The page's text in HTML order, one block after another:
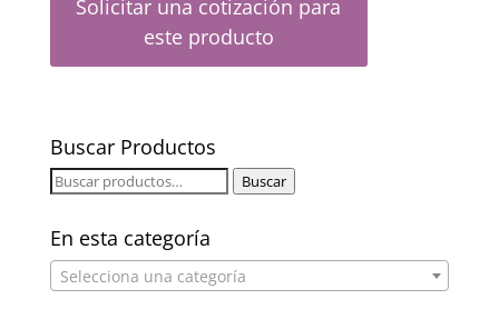
Solicitar una cotización para
este producto
Buscar Productos
Buscar
Buscar
En esta categoría
Selecciona una categoría